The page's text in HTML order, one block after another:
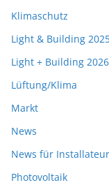
Klimaschutz
Light & Building
Light + Building 2026
Lüftung/Klima
Markt
News
News für
Photovoltaik